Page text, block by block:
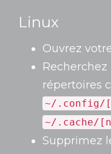
Linux
Ouvrez
répertoires
~/.config/
~/.cache/
Supprimez